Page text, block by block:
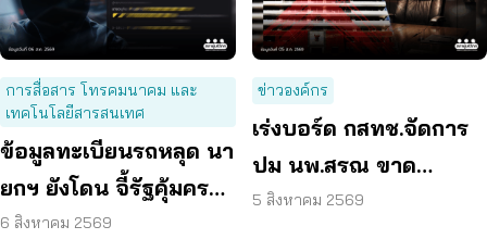
การสื่อสาร โทรคมนาคม และ
เทคโนโลยีสารสนเทศ
ข้อมูลทะเบียนรถหลุด นา
ยกฯ ยังโดน จี้รัฐคุ้มครอง
ข้อมูลส่วนบุคคล
6 สิงหาคม 2569
ข่าวองค์กร
เร่งบอร์ด กสทช.จัดการ
ปม นพ.สรณ ขาด
คุณสมบัติ ตามมติ
5 สิงหาคม 2569